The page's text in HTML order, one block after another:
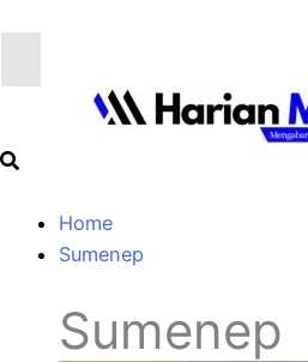
Home
Sumenep
Sumenep